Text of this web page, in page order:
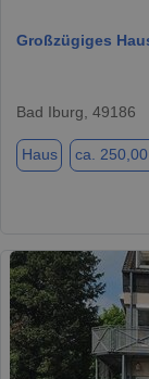
Großzügiges
Bad Iburg, 49186
Haus ca. 250,00